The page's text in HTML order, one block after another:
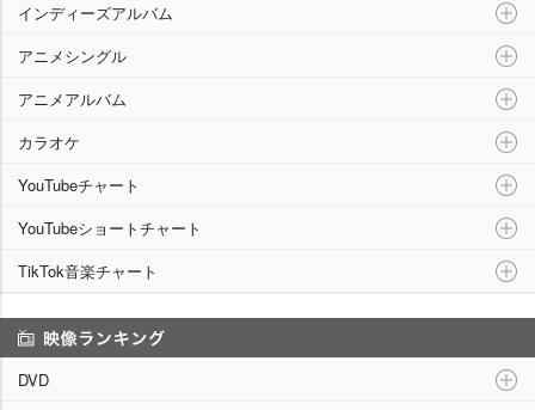
インディーズアルバム
アニメシングル
アニメアルバム
カラオケ
YouTubeチャート
YouTubeショートチャート
TikTok音楽チャート
DVD